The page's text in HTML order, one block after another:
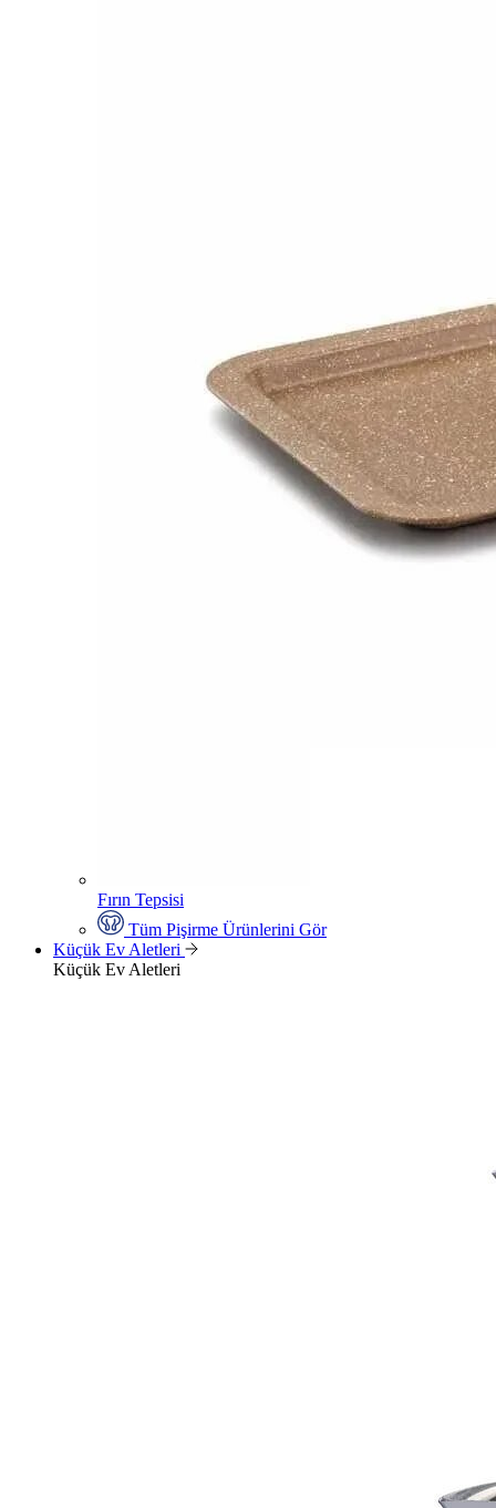
Fırın Tepsisi
Tüm Pişirme Ürünlerini Gör
Küçük Ev Aletleri
Küçük Ev Aletleri